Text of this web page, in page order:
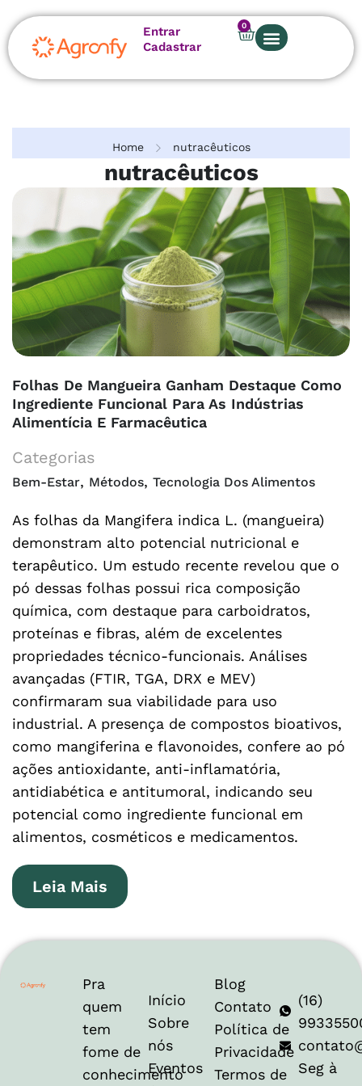
Entrar
Cadastrar
0
Home nutracêuticos
nutracêuticos
Folhas De Mangueira Ganham Destaque Como
Ingrediente Funcional Para As Indústrias
Alimentícia E Farmacêutica
Categorias
Bem-Estar, Métodos, Tecnologia Dos Alimentos
As folhas da Mangifera indica L. (mangueira)
demonstram alto potencial nutricional e
terapêutico. Um estudo recente revelou que o
pó dessas folhas possui rica composição
química, com destaque para carboidratos,
proteínas e fibras, além de excelentes
propriedades técnico-funcionais. Análises
avançadas (FTIR, TGA, DRX e MEV)
confirmaram sua viabilidade para uso
industrial. A presença de compostos bioativos,
como mangiferina e flavonoides, confere ao pó
ações antioxidante, anti-inflamatória,
antidiabética e antitumoral, indicando seu
potencial como ingrediente funcional em
alimentos, cosméticos e medicamentos.
Leia Mais
Pra
quem
tem
fome de
conhecimento
Início
Sobre
nós
Eventos
Blog
Contato
Política de
Privacidade
Termos de
(16)
Seg à